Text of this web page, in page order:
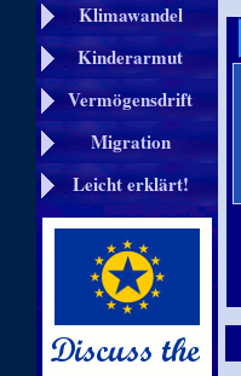
Klimawandel
Kinderarmut
Vermögensdrift
Migration
Leicht erklärt!